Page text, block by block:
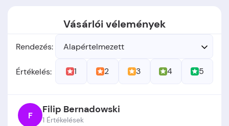
Vásárlói vélemények
Rendezés: Alapértelmezett
Értékelés: 1 2 3 4 5
F Filip Bernadowski
1 Értékelések